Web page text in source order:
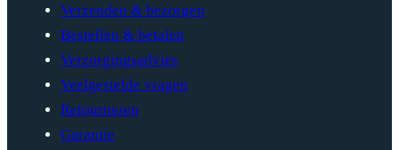
Verzenden & bezorgen
Bestellen & betalen
Verzorgingsadvies
Veelgestelde vragen
Retourneren
Garantie